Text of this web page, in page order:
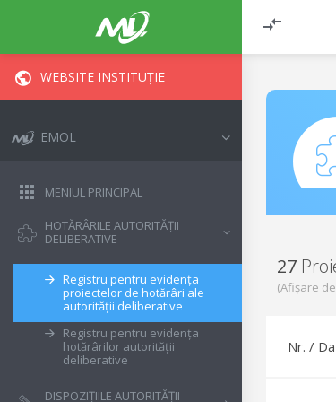
WEBSITE INSTITUȚIE
EMOL
MENIUL PRINCIPAL
HOTĂRÂRILE AUTORITĂȚII
DELIBERATIVE
Registru pentru evidența
proiectelor de hotărâri ale
autorității deliberative
Registru pentru evidența
hotărârilor autorității
deliberative
DISPOZIȚIILE AUTORITĂȚII
27
(Afișare
Nr. /